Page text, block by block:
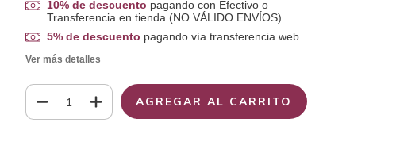
10% de descuento pagando con Efectivo o
Transferencia en tienda (NO VÁLIDO ENVÍOS)
5% de descuento pagando vía transferencia web
Ver más detalles